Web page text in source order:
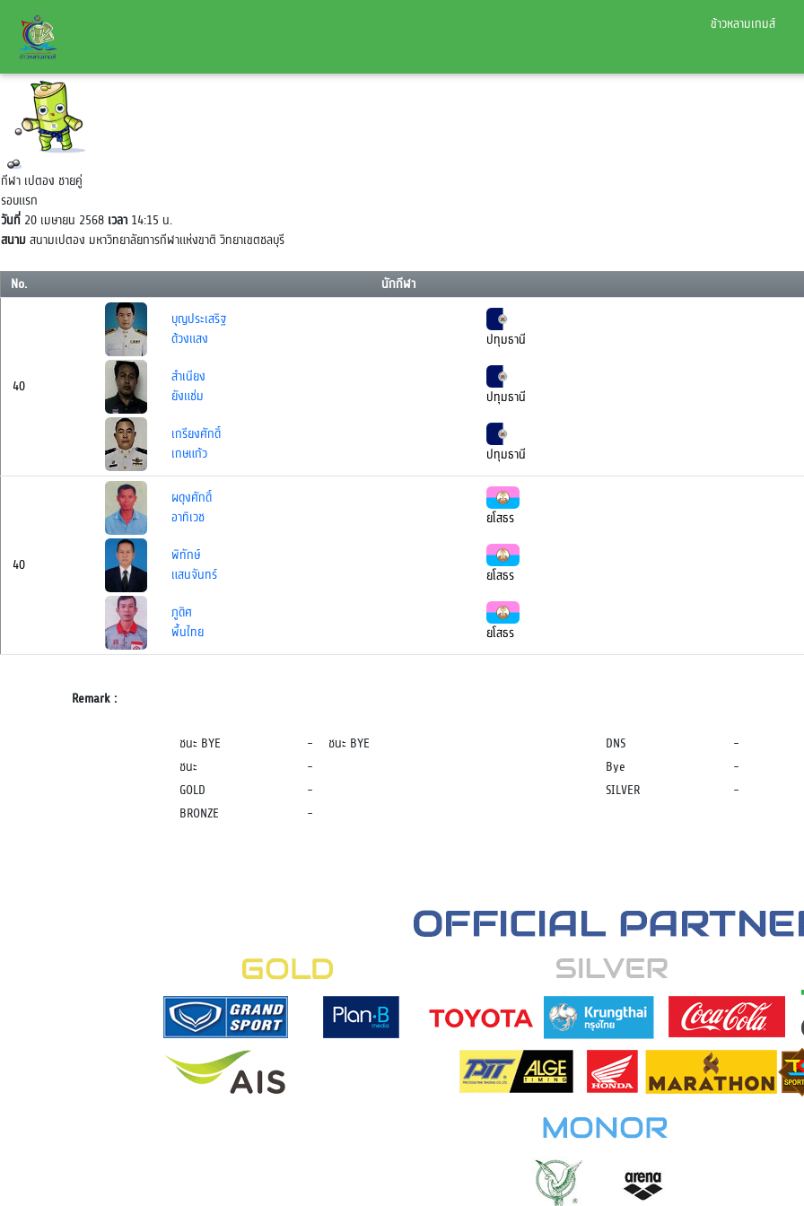
ข้าวหลามเกมส์
กีฬา เปตอง ชายคู่
รอบแรก
วันที่ 20 เมษายน 2568 เวลา 14:15 น.
สนามสนามเปตอง มหาวิทยาลัยการกีฬาแห่งขาติ วิทยาเขตชลบุรี
No. นักกีฬา
40
บุญประเสริฐ
ด้วงแสง
ปทุมธานี
สำเนียง
ยังแช่ม
ปทุมธานี
เกรียงศักดิ์
เกษแก้ว
ปทุมธานี
40
ผดุงศักดิ์
อาทิเวช
ยโสธร
พิทักษ์
แสนจันทร์
ยโสธร
ภูดิศ
พื้นไทย
ยโสธร
Remark :
ชนะ BYE - ชนะ BYE DNS
-
ชนะ
- Bye
-
GOLD
- SILVER
-
BRONZE
-